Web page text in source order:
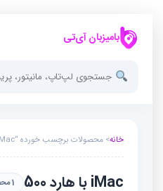
بامیزبان آی‌تی
خانه> محصولات برچسب خورده “iMac با هارد 500”
iMac با هارد 500 1 محصول